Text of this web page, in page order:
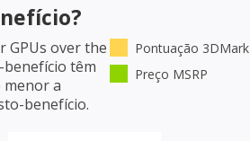
GPUs over the
benefício têm
menor a
benefício.
Pontuação 3DMark
Preço MSRP